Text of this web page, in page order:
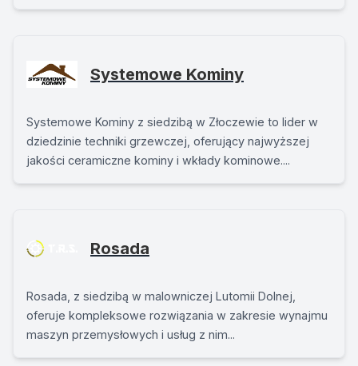
Systemowe Kominy
Systemowe Kominy z siedzibą w Złoczewie to lider w
dziedzinie techniki grzewczej, oferujący najwyższej
jakości ceramiczne kominy i wkłady kominowe....
Rosada
Rosada, z siedzibą w malowniczej Lutomii Dolnej,
oferuje kompleksowe rozwiązania w zakresie wynajmu
maszyn przemysłowych i usług z nim...